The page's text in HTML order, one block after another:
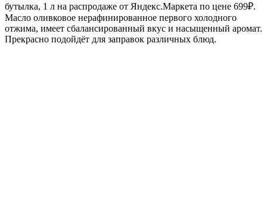
бутылка, 1 л на распродаже от Яндекс.Маркета по цене 699₽.
Масло оливковое нерафинированное первого холодного
отжима, имеет сбалансированный вкус и насыщенный аромат.
Прекрасно подойдёт для заправок различных блюд.